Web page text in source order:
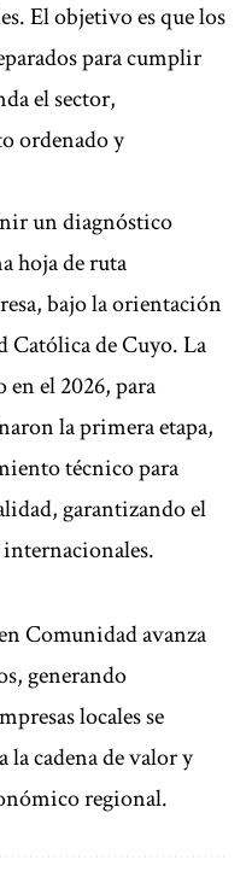
El objetivo es que los
para cumplir
el sector,
ordenado y
un diagnóstico
hoja de ruta
bajo la orientación
Católica de Cuyo. La
en el 2026, para
la primera etapa,
técnico para
garantizando el
Comunidad avanza
generando
locales se
la cadena de valor y
regional.